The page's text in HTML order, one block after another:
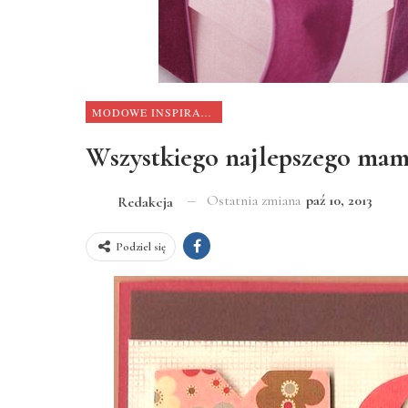
Wszystkiego najlepszego
Redakcja Ostatnia zmiana paź 10, 2013
Podziel się